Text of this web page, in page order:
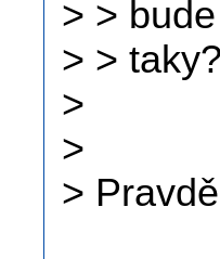
> >
> > taky?
>
>
>